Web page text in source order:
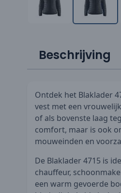
Beschrijving
Ontdek het Blaklader
vest met een
of als bovenste laag
comfort, maar is ook
mouweinden en
De Blaklader 4715 is
chauffeur,
een warm gevoerde